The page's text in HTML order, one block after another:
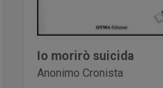
Io morirò suicida
Anonimo Cronista